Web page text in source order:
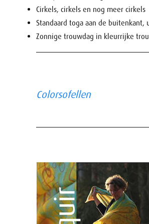
Cirkels, cirkels en nog meer cirkels
Standaard toga aan de
Zonnige trouwdag in kleurrijke
Colorsofellen